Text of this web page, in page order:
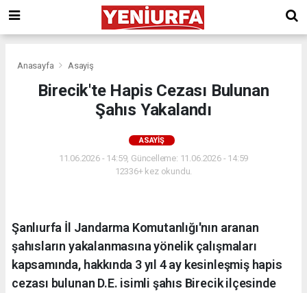
Anasayfa Asayiş
Birecik'te Hapis Cezası Bulunan
Şahıs Yakalandı
ASAYIŞ
11.06.2026 - 14:59, Güncelleme: 11.06.2026 - 14:59
12336+ kez okundu.
Şanlıurfa İl Jandarma Komutanlığı'nın aranan
şahısların yakalanmasına yönelik çalışmaları
kapsamında, hakkında 3 yıl 4 ay kesinleşmiş hapis
cezası bulunan D.E. isimli şahıs Birecik ilçesinde